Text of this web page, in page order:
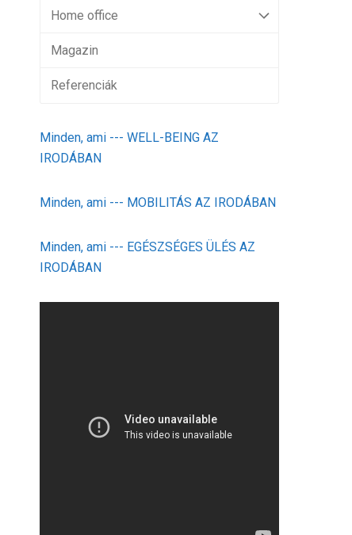
Home office
Magazin
Referenciák
Minden, ami --- WELL-BEING AZ
IRODÁBAN
Minden, ami --- MOBILITÁS AZ IRODÁBAN
Minden, ami --- EGÉSZSÉGES ÜLÉS AZ
IRODÁBAN